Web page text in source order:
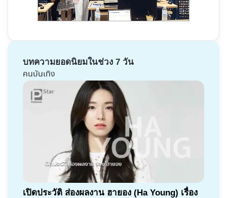
บทความยอดนิยมในช่วง 7 วัน
คนบันเทิง
เปิดประวัติ ส่องผลงาน ฮายอง (Ha Young) เรื่อง